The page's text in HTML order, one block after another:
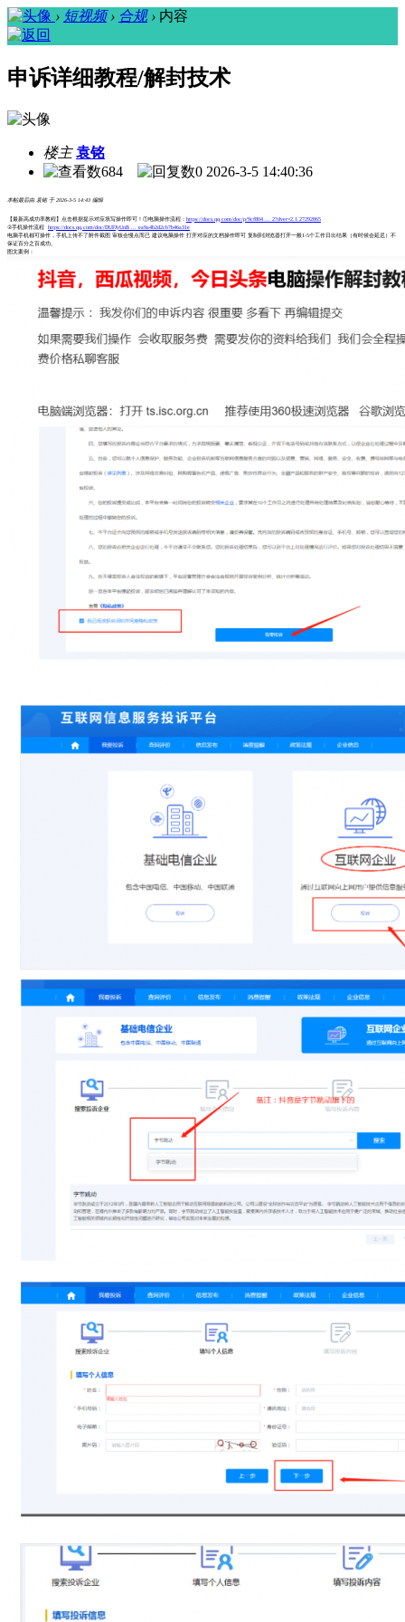
› 短视频 › 合规 › 内容
申诉详细教程/解封技术
楼主 袁铭
684
0 2026-3-5 14:40:36
本帖最后由 袁铭 于 2026-3-5 14:43 编辑
【最新高成功率教程】点击根据提示对应填写操作即可！①电脑操作流程： https://docs.qq.com/doc/p/9cf804 ... 2?dver=2.1.27292865
②手机操作流程 https://docs.qq.com/doc/DUFJyUnB ... ea9a4b2d2cb7b46a31e
电脑手机都可操作，手机上传不了附件截图 审核会慢点而已 建议电脑操作 打开对应的文档操作即可 复制到浏览器打开一般1-5个工作日出结果（有时候会延迟）不
保证百分之百成功。
图文案例：